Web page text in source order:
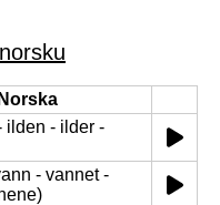
Norska
ilden - ilder -
- vannet -